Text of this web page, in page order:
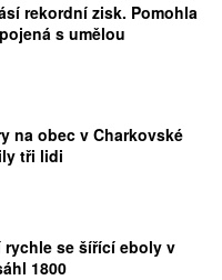
rekordní zisk. Pomohla
s umělou
na obec v Charkovské
tři lidi
rychle se šířící eboly v
1800